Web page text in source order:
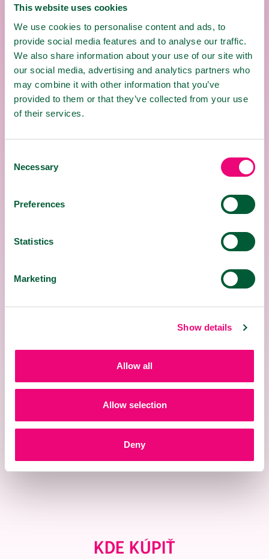
This website uses cookies
We use cookies to personalise content and ads, to
provide social media features and to analyse our traffic.
We also share information about your use of our site with
our social media, advertising and analytics partners who
may combine it with other information that you’ve
provided to them or that they’ve collected from your use
of their services.
Selection
Necessary
Preferences
Statistics
Marketing
Show details
Allow all
Allow selection
Deny
UPOZORNENIE
Pre dosiahnutie lepšieho efektu užívajte
ešte minimálne3 dnipo odznení príznakov.
Nie sú vhodné pre deti mladšie ako12
rokov.
Bez lepku.
Preventívne
denne
1
1
pastilka
1
pastilka
1
Pastilky sú vhodné aj na dlhodobé
preventívne používanie.
V prípade akútneho stavu je veľmi dôležitá
KDE KÚPIŤ